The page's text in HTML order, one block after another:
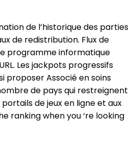
de l’historique des parties
de redistribution. Flux de
programme informatique
Les jackpots progressifs
proposer Associé en soins
de pays qui restreignent
de jeux en ligne et aux
ranking when you ‘re looking